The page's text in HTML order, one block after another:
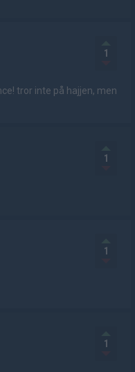
1
tror inte på hajjen, men
1
1
1